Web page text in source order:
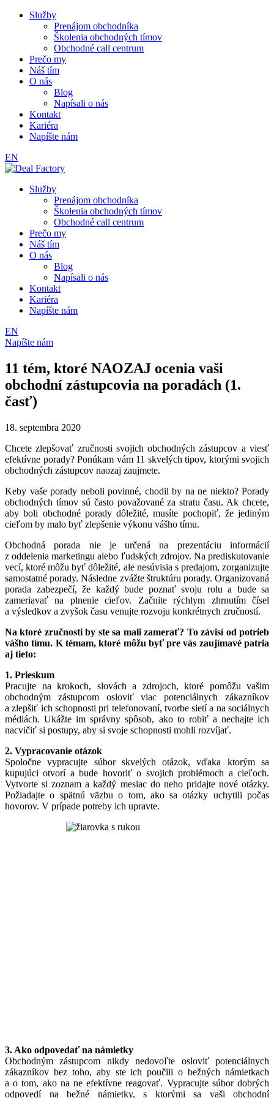
Služby
Prenájom obchodníka
Školenia obchodných tímov
Obchodné call centrum
Prečo my
Náš tím
O nás
Blog
Napísali o nás
Kontakt
Kariéra
Napíšte nám
EN
Služby
Prenájom obchodníka
Školenia obchodných tímov
Obchodné call centrum
Prečo my
Náš tím
O nás
Blog
Napísali o nás
Kontakt
Kariéra
Napíšte nám
EN
Napíšte nám
11 tém, ktoré NAOZAJ ocenia vaši
obchodní zástupcovia na poradách (1.
časť)
18. septembra 2020
Chcete zlepšovať zručnosti svojich obchodných zástupcov a viesť
efektívne porady? Ponúkam vám 11 skvelých tipov, ktorými svojich
obchodných zástupcov naozaj zaujmete.
Keby vaše porady neboli povinné, chodil by na ne niekto? Porady
obchodných tímov sú často považované za stratu času. Ak chcete,
aby boli obchodné porady dôležité, musíte pochopiť, že jediným
cieľom by malo byť zlepšenie výkonu vášho tímu.
Obchodná porada nie je určená na prezentáciu informácií
z oddelenia marketingu alebo ľudských zdrojov. Na prediskutovanie
vecí, ktoré môžu byť dôležité, ale nesúvisia s predajom, zorganizujte
samostatné porady. Následne zvážte štruktúru porady. Organizovaná
porada zabezpečí, že každý bude poznať svoju rolu a bude sa
zameriavať na plnenie cieľov. Začnite rýchlym zhrnutím čísel
a výsledkov a zvyšok času venujte rozvoju konkrétnych zručností.
Na ktoré zručnosti by ste sa mali zamerať? To závisí od potrieb
vášho tímu. K témam, ktoré môžu byť pre vás zaujímavé patria
aj tieto:
1. Prieskum
Pracujte na krokoch, slovách a zdrojoch, ktoré pomôžu vašim
obchodným zástupcom osloviť viac potenciálnych zákazníkov
a zlepšiť ich schopnosti pri telefonovaní, tvorbe sietí a na sociálnych
médiách. Ukážte im správny spôsob, ako to robiť a nechajte ich
nacvičiť si postupy, aby si svoje schopnosti mohli rozvíjať.
2. Vypracovanie otázok
Spoločne vypracujte súbor skvelých otázok, vďaka ktorým sa
kupujúci otvorí a bude hovoriť o svojich problémoch a cieľoch.
Vytvorte si zoznam a každý mesiac do neho pridajte nové otázky.
Požiadajte o spätnú väzbu o tom, ako sa otázky uchytili počas
hovorov. V prípade potreby ich upravte.
3. Ako odpovedať na námietky
Obchodným zástupcom nikdy nedovoľte osloviť potenciálnych
zákazníkov bez toho, aby ste ich poučili o bežných námietkach
a o tom, ako na ne efektívne reagovať. Vypracujte súbor dobrých
odpovedí na bežné námietky, s ktorými sa vaši obchodní